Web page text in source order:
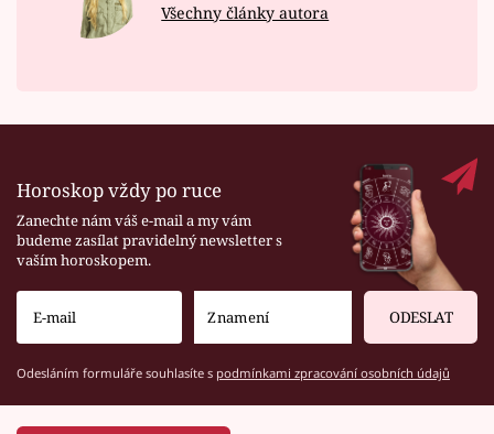
Všechny články autora
Horoskop vždy po ruce
Zanechte nám váš e-mail a my vám
budeme zasílat pravidelný newsletter s
vaším horoskopem.
ODESLAT
Odesláním formuláře souhlasíte s podmínkami zpracování osobních údajů